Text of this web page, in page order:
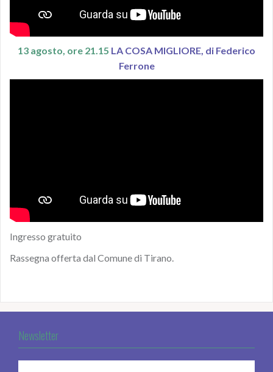
13 agosto, ore 21.15 LA COSA MIGLIORE, di Federico
Ferrone
Ingresso gratuito
Rassegna offerta dal Comune di Tirano.
Newsletter